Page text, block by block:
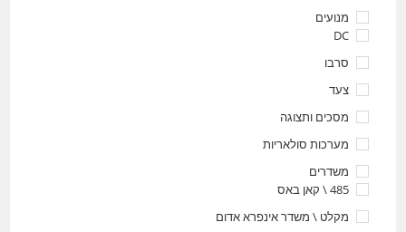
מנועים
DC
סרבו
צעד
מסכים ותצוגה
מערכות סולאריות
משדרים
485 \ קאן באס
מקלט \ משדר אינפרא אדום